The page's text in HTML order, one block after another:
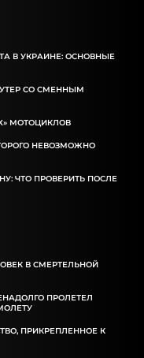
В УКРАИНЕ: ОСНОВНЫЕ
СО СМЕННЫМ
МОТОЦИКЛОВ
НЕВОЗМОЖНО
ЧТО ПРОВЕРИТЬ ПОСЛЕ
В СМЕРТЕЛЬНОЙ
ПРОЛЕТЕЛ
ПРИКРЕПЛЕННОЕ К